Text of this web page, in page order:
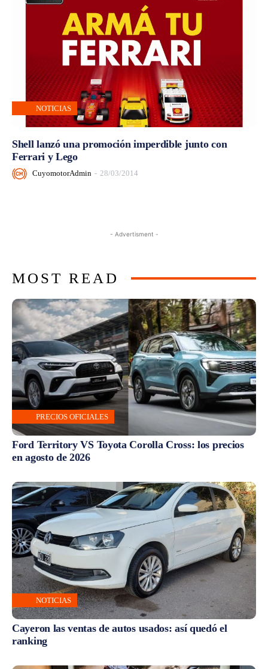
NOTICIAS
Shell lanzó una promoción imperdible junto con
Ferrari y Lego
CuyomotorAdmin - 28/03/2014
- Advertisment -
MOST READ
PRECIOS OFICIALES
Ford Territory VS Toyota Corolla Cross: los precios
en agosto de 2026
NOTICIAS
Cayeron las ventas de autos usados: así quedó el
ranking